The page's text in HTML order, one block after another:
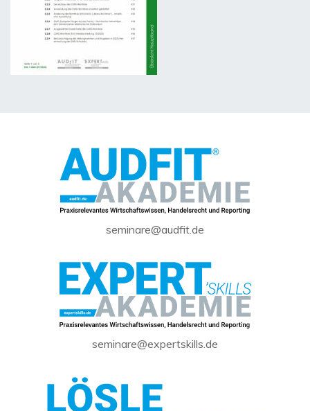
seminare@audfit.de
seminare@expertskills.de